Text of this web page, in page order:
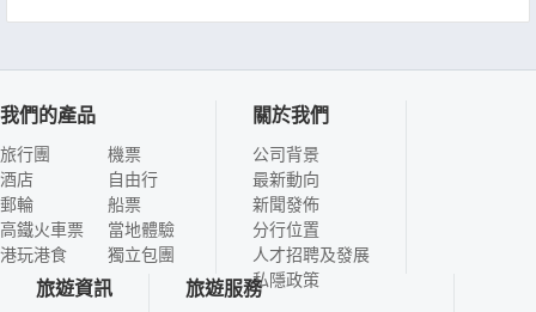
我們的產品
旅行團
酒店
郵輪
高鐵火車票
港玩港食
機票
自由行
船票
當地體驗
獨立包團
關於我們
公司背景
最新動向
新聞發佈
分行位置
人才招聘及發展
私隱政策
旅遊資訊 旅遊服務